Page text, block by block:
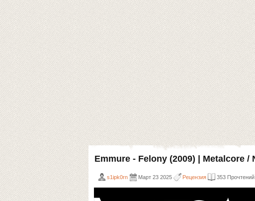
Emmure - Felony (2009) | Metalcore /
s1ipk0rn Март 23 2025 Рецензия 353 Прочтений